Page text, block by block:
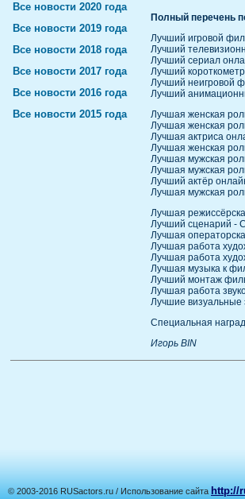
Все новости 2020 года
Все новости 2019 года
Все новости 2018 года
Все новости 2017 года
Все новости 2016 года
Все новости 2015 года
Полный перечень
Лучший игровой
Лучший
Лучший сериал
Лучший
Лучший неигровой
Лучший
Лучшая женская
Лучшая женская
Лучшая актриса
Лучшая женская
Лучшая мужская
Лучшая мужская
Лучший актёр
Лучшая мужская
Лучшая
Лучший сценарий -
Лучшая
Лучшая работа
Лучшая работа
Лучшая музыка к
Лучший монтаж
Лучшая работа
Лучшие
Специальная
Игорь BIN
© 2003-2016 RUSactors.ru / Использование сайта http://